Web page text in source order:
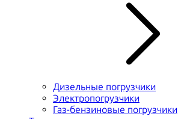
Дизельные погрузчики
Электропогрузчики
Газ-бензиновые погрузчики